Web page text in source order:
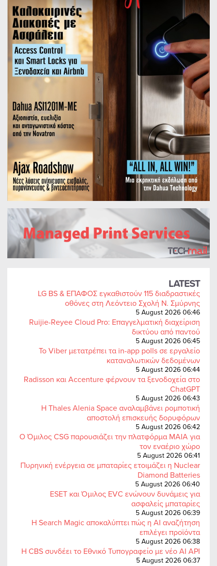
LATEST
LG BS & ΕΠΑΦΟΣ εγκαθιστούν 115 διαδραστικές
οθόνες στη Λεόντειο Σχολή Ν. Σμύρνης
5 August 2026 06:46
Ruijie-Reyee Cloud Pro: Επαγγελματική διαχείριση
δικτύου από παντού
5 August 2026 06:45
Το Viber μετατρέπει τα in-app polls σε εργαλείο
καταναλωτικών δεδομένων
5 August 2026 06:44
Radisson και Accenture φέρνουν τα ξενοδοχεία στο
ChatGPT
5 August 2026 06:43
Η Thales Alenia Space αναλαμβάνει ρομποτική
αποστολή επισκευής δορυφόρων
5 August 2026 06:42
Ο Όμιλος CSG παρουσιάζει την πλατφόρμα MAIA για
τον εναέριο χώρο
5 August 2026 06:41
Πυρηνική ενέργεια σε μπαταρίες ετοιμάζει η Nuclear
Diamond Batteries
5 August 2026 06:40
ESET και Όμιλος EVC ενώνουν δυνάμεις για
ασφαλείς μπαταρίες
5 August 2026 06:39
Η Search Magic αποκαλύπτει πώς η AI αναζήτηση
επιλέγει προϊόντα
5 August 2026 06:38
Η CBS συνδέει το Εθνικό Τυπογραφείο με νέο AI API
5 August 2026 06:37